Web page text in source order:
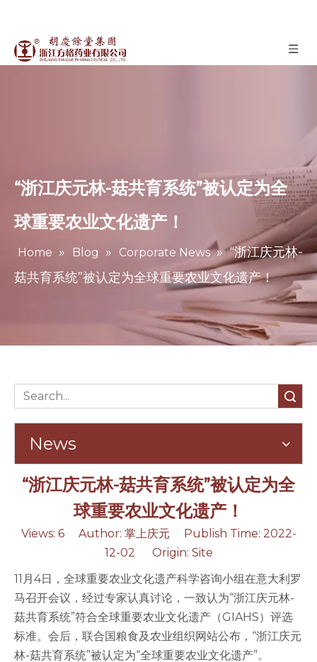
球重要农业文化遗产！
Home » Blog » Corporate News
“浙江庆元林-
菇共育系统”被认定为全球重要农业文化遗产！
News
“浙江庆元林-菇共育系统”被认定为全
球重要农业文化遗产！
Author: 掌上庆元 Publish Time: 2022-
12-02 Origin:Site
11月4日，全球重要农业文化遗产科学咨询小组在意大利罗
马召开会议，经过专家认真讨论，一致认为“浙江庆元林-
菇共育系统”符合全球重要农业文化遗产（GIAHS）评选
标准。会后，联合国粮食及农业组织网站公布，“浙江庆元